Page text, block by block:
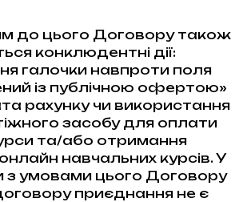
до цього Договору також
конклюдентні дії:
галочки навпроти поля
із публічною офертою»
рахунку чи використання
засобу для оплати
та/або отримання
навчальних курсів. У
з умовами цього Договору
приєднання не є